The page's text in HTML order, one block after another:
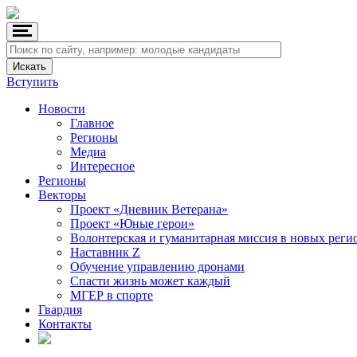
Вступить
Новости
Главное
Регионы
Медиа
Интересное
Регионы
Векторы
Проект «Дневник Ветерана»
Проект «Юные герои»
Волонтерская и гуманитарная миссия в новых
Наставник Z
Обучение управлению дронами
Спасти жизнь может каждый
МГЕР в спорте
Гвардия
Контакты